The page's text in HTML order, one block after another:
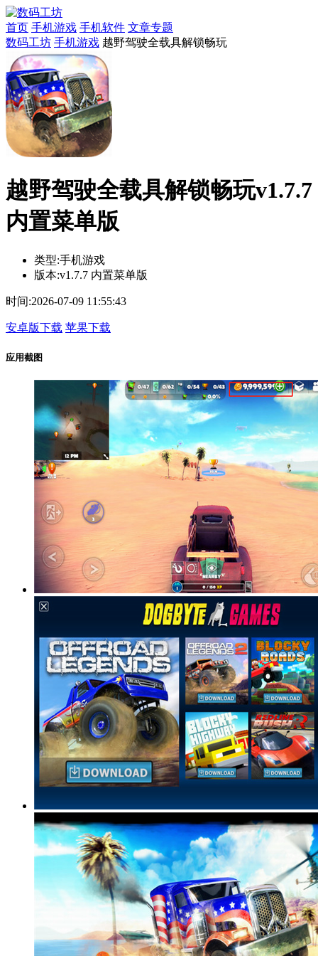
首页 手机游戏 手机软件 文章专题
数码工坊 手机游戏 越野驾驶全载具解锁畅玩
越野驾驶全载具解锁畅玩v1.7.7
内置菜单版
类型:手机游戏
版本:v1.7.7 内置菜单版
时间:2026-07-09 11:55:43
安卓版下载 苹果下载
应用截图